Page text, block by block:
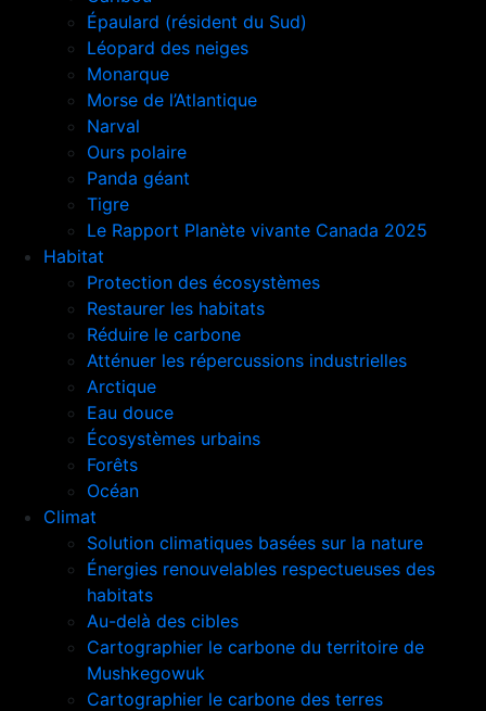
Épaulard (résident du Sud)
Léopard des neiges
Monarque
Morse de l’Atlantique
Narval
Ours polaire
Panda géant
Tigre
Le Rapport Planète vivante Canada 2025
Habitat
Protection des écosystèmes
Restaurer les habitats
Réduire le carbone
Atténuer les répercussions industrielles
Arctique
Eau douce
Écosystèmes urbains
Forêts
Océan
Climat
Solution climatiques basées sur la nature
Énergies renouvelables respectueuses des
habitats
Au-delà des cibles
Cartographier le carbone du territoire de
Mushkegowuk
Cartographier le carbone des terres